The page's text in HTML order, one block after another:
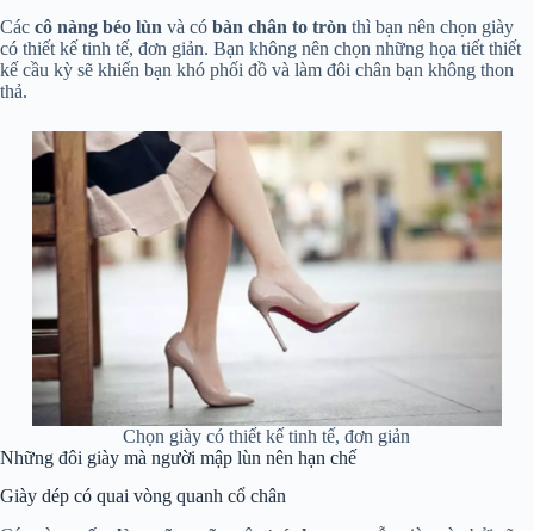
Các cô nàng béo lùn và có bàn chân to tròn thì bạn nên chọn giày
có thiết kế tinh tế, đơn giản. Bạn không nên chọn những họa tiết thiết
kế cầu kỳ sẽ khiến bạn khó phối đồ và làm đôi chân bạn không thon
thả.
Chọn giày có thiết kế tinh tế, đơn giản
Những đôi giày mà người mập lùn nên hạn chế
Giày dép có quai vòng quanh cổ chân